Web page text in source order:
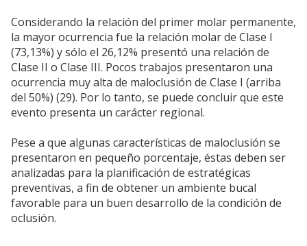
Considerando la relación del primer molar permanente,
la mayor ocurrencia fue la relación molar de Clase I
(73,13%) y sólo el 26,12% presentó una relación de
Clase II o Clase III. Pocos trabajos presentaron una
ocurrencia muy alta de maloclusión de Clase I (arriba
del 50%) (29). Por lo tanto, se puede concluir que este
evento presenta un carácter regional.
Pese a que algunas características de maloclusión se
presentaron en pequeño porcentaje, éstas deben ser
analizadas para la planificación de estratégicas
preventivas, a fin de obtener un ambiente bucal
favorable para un buen desarrollo de la condición de
oclusión.